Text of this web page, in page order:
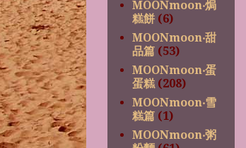
MOONmoon‧焗
糕餅 (6)
MOONmoon‧甜
品篇 (53)
MOONmoon‧蛋
蛋糕 (208)
MOONmoon‧雪
糕篇 (1)
MOONmoon‧粥